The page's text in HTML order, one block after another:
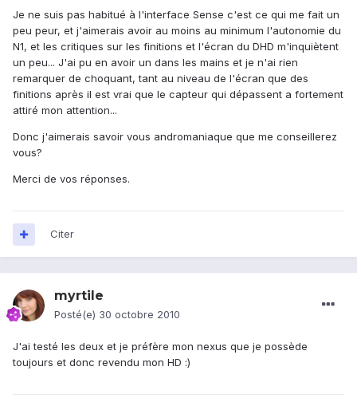
Je ne suis pas habitué à l'interface Sense c'est ce qui me fait un
peu peur, et j'aimerais avoir au moins au minimum l'autonomie du
N1, et les critiques sur les finitions et l'écran du DHD m'inquiètent
un peu... J'ai pu en avoir un dans les mains et je n'ai rien
remarquer de choquant, tant au niveau de l'écran que des
finitions après il est vrai que le capteur qui dépassent a fortement
attiré mon attention...
Donc j'aimerais savoir vous andromaniaque que me conseillerez
vous?
Merci de vos réponses.
Citer
myrtile
Posté(e) 30 octobre 2010
J'ai testé les deux et je préfère mon nexus que je possède
toujours et donc revendu mon HD :)